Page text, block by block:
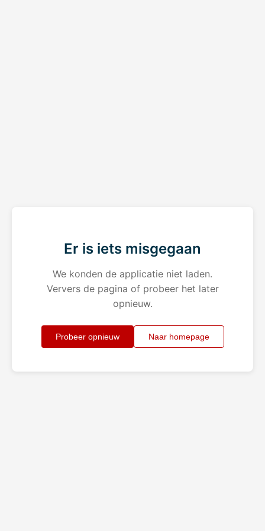
Er is iets misgegaan
We konden de applicatie niet laden.
Ververs de pagina of probeer het later
opnieuw.
Probeer opnieuw Naar homepage